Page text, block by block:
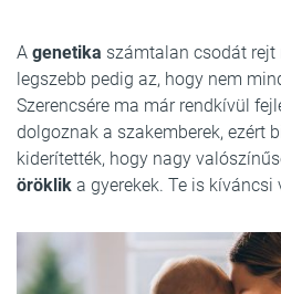
A genetika számtalan csodát rejt
legszebb pedig az, hogy nem
Szerencsére ma már rendkívül
dolgoznak a szakemberek, ezért
kiderítették, hogy nagy
öröklik a gyerekek. Te is kíváncsi